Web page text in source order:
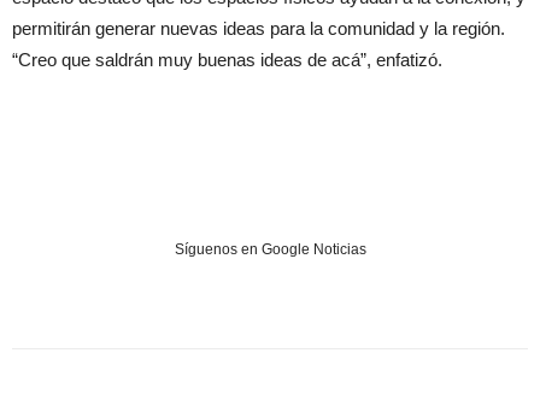
permitirán generar nuevas ideas para la comunidad y la región.
“Creo que saldrán muy buenas ideas de acá”, enfatizó.
Síguenos en Google Noticias